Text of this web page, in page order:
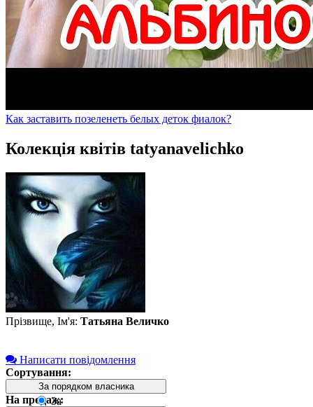
Как заставить позеленеть белых деток фиалок?
Колекція квітів tatyanavelichko
Прізвище, Ім'я: Татьяна Величко
Написати повідомлення
Сортування:
За порядком власника
За
На продаж: